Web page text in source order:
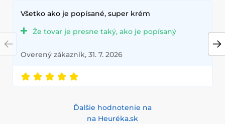
Všetko ako je popísané, super krém
Že tovar je presne taký, ako je popísaný
Overený zákazník, 31. 7. 2026
Ďalšie hodnotenie na
na Heuréka.sk